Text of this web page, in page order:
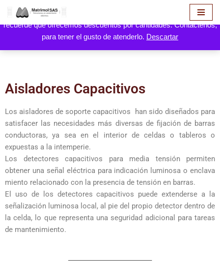
Hola! aquí puede hacer solicitud de cotización de sus productos,
recuerde que ofrecemos descuentos por cantidades. Contáctenos,
para tener el gusto de atenderlo. Descartar
Saltar
contenido
Aisladores Capacitivos
Los aisladores de soporte capacitivos han sido diseñados para
satisfacer las necesidades más diversas de fijación de barras
conductoras, ya sea en el interior de celdas o tableros o
expuestas a la intemperie.
Los detectores capacitivos para media tensión permiten
obtener una señal eléctrica para indicación luminosa o enclava
miento relacionado con la presencia de tensión en barras.
El uso de los detectores capacitivos puede extenderse a la
señalización luminosa local, al pie del propio detector dentro de
la celda, lo que representa una seguridad adicional para tareas
de mantenimiento.